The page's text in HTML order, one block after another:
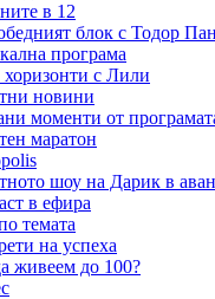
в 12
блок с Тодор
програма
с Лили
новини
моменти от
маратон
шоу на Дарик в
в ефира
темата
на успеха
живеем до 100?